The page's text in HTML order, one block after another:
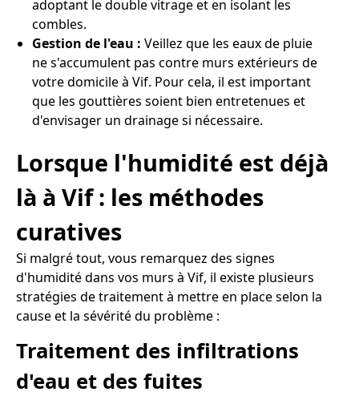
adoptant le double vitrage et en isolant les
combles.
Gestion de l'eau : Veillez que les eaux de pluie
ne s'accumulent pas contre murs extérieurs de
votre domicile à Vif. Pour cela, il est important
que les gouttières soient bien entretenues et
d'envisager un drainage si nécessaire.
Lorsque l'humidité est déjà
là à Vif : les méthodes
curatives
Si malgré tout, vous remarquez des signes
d'humidité dans vos murs à Vif, il existe plusieurs
stratégies de traitement à mettre en place selon la
cause et la sévérité du problème :
Traitement des infiltrations
d'eau et des fuites